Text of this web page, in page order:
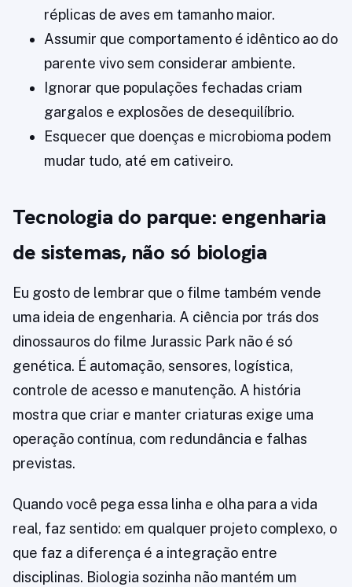
réplicas de aves em tamanho maior.
Assumir que comportamento é idêntico ao do
parente vivo sem considerar ambiente.
Ignorar que populações fechadas criam
gargalos e explosões de desequilíbrio.
Esquecer que doenças e microbioma podem
mudar tudo, até em cativeiro.
Tecnologia do parque: engenharia
de sistemas, não só biologia
Eu gosto de lembrar que o filme também vende
uma ideia de engenharia. A ciência por trás dos
dinossauros do filme Jurassic Park não é só
genética. É automação, sensores, logística,
controle de acesso e manutenção. A história
mostra que criar e manter criaturas exige uma
operação contínua, com redundância e falhas
previstas.
Quando você pega essa linha e olha para a vida
real, faz sentido: em qualquer projeto complexo, o
que faz a diferença é a integração entre
disciplinas. Biologia sozinha não mantém um